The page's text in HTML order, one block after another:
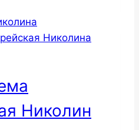
Николин